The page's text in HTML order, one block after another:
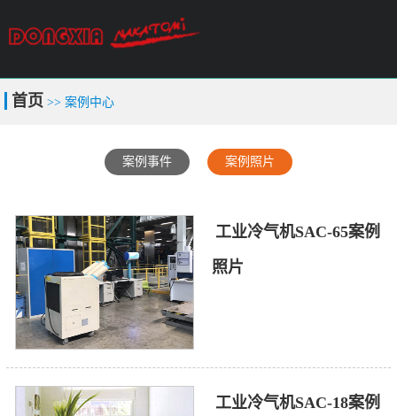
关于我们
首页 >> 案例中心
案例事件 案例照片
工业冷气机SAC-65案例
照片
工业冷气机SAC-18案例